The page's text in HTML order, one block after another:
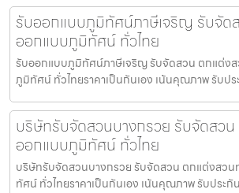
รับออกแบบภูมิทัศน์ภาษีเจริญ รับจัด
ออกแบบภูมิทัศน์ ทั่วไทย
รับออกแบบภูมิทัศน์ภาษีเจริญ รับจัดสวน ตกแต่ง
ภูมิทัศน์ ทั่วไทยราคาเป็นกันเอง เน้นคุณภาพ รับป
บริษัทรับจัดสวนบางกรวย รับจัดสว
ออกแบบภูมิทัศน์ ทั่วไทย
บริษัทรับจัดสวนบางกรวย รับจัดสวน ตกแต่งสว
ทัศน์ ทั่วไทยราคาเป็นกันเอง เน้นคุณภาพ รับประ